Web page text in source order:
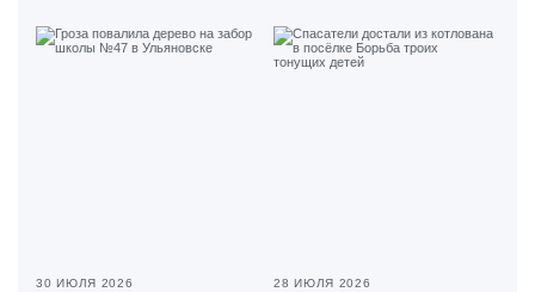
30 ИЮЛЯ 2026 28 ИЮЛЯ 2026